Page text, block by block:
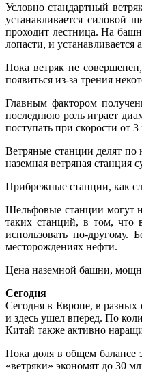
Условно стандартный
устанавливается силовой
проходит лестница. На
лопасти, и устанавливается
Пока ветряк не
появиться из-за трения
Главным фактором
последнюю роль играет
поступать при скорости от
Ветряные станции делят
наземная ветряная станция
Прибрежные станции, как
Шельфовые станции могут
таких станций, в том, что
использовать по-другому.
месторождениях нефти.
Цена наземной башни,
Сегодня
Сегодня в Европе, в
и здесь ушел вперед. По
Китай также активно
Пока доля в общем балансе
«ветряки» экономят до 30